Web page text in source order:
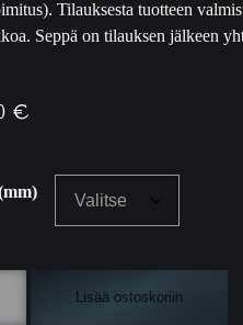
Tilauksesta tuotteen
Seppä on tilauksen jälkeen
€
Lisää ostoskoriin